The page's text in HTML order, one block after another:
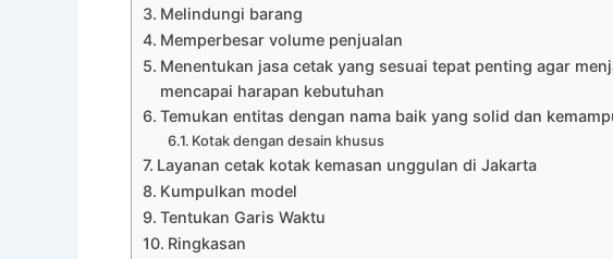
Melindungi barang
Memperbesar volume penjualan
Menentukan jasa cetak yang sesuai tepat penting agar
mencapai harapan kebutuhan
Temukan entitas dengan nama baik yang solid dan
Kotak dengan desain khusus
Layanan cetak kotak kemasan unggulan di Jakarta
Kumpulkan model
Tentukan Garis Waktu
Ringkasan